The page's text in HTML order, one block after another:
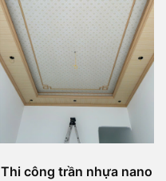
Thi công trần nhựa nano